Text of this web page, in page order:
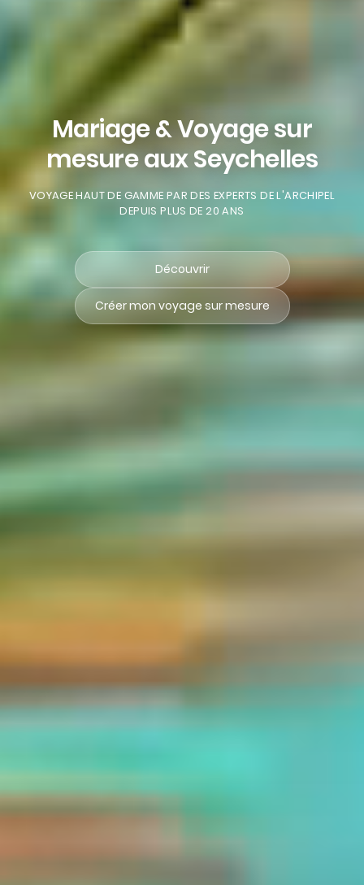
Mariage & Voyage sur
mesure aux Seychelles
VOYAGE HAUT DE GAMME PAR DES EXPERTS DE L'ARCHIPEL
DEPUIS PLUS DE 20 ANS
Découvrir
Créer mon voyage sur mesure